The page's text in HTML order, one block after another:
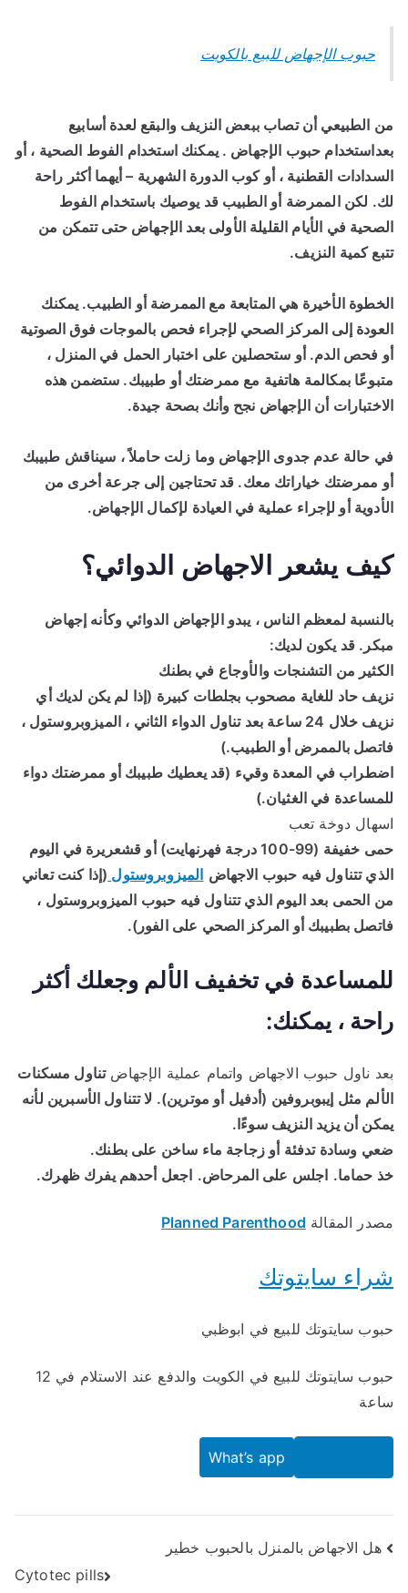
حبوب الإجهاض للبيع بالكويت
من الطبيعي أن تصاب ببعض النزيف والبقع لعدة أسابيع
بعداستخدام حبوب الإجهاض . يمكنك استخدام الفوط الصحية ، أو
السدادات القطنية ، أو كوب الدورة الشهرية – أيهما أكثر راحة
لك. لكن الممرضة أو الطبيب قد يوصيك باستخدام الفوط
الصحية في الأيام القليلة الأولى بعد الإجهاض حتى تتمكن من
تتبع كمية النزيف.
الخطوة الأخيرة هي المتابعة مع الممرضة أو الطبيب. يمكنك
العودة إلى المركز الصحي لإجراء فحص بالموجات فوق الصوتية
أو فحص الدم. أو ستحصلين على اختبار الحمل في المنزل ،
متبوعًا بمكالمة هاتفية مع ممرضتك أو طبيبك. ستضمن هذه
الاختبارات أن الإجهاض نجح وأنك بصحة جيدة.
في حالة عدم جدوى الإجهاض وما زلت حاملاً ، سيناقش طبيبك
أو ممرضتك خياراتك معك. قد تحتاجين إلى جرعة أخرى من
الأدوية أو لإجراء عملية في العيادة لإكمال الإجهاض.
كيف يشعر الاجهاض الدوائي؟
بالنسبة لمعظم الناس ، يبدو الإجهاض الدوائي وكأنه إجهاض
مبكر. قد يكون لديك:
الكثير من التشنجات والأوجاع في بطنك
نزيف حاد للغاية مصحوب بجلطات كبيرة (إذا لم يكن لديك أي
نزيف خلال 24 ساعة بعد تناول الدواء الثاني ، الميزوبروستول ،
فاتصل بالممرض أو الطبيب.)
اضطراب في المعدة وقيء (قد يعطيك طبيبك أو ممرضتك دواء
للمساعدة في الغثيان.)
اسهال دوخة تعب
حمى خفيفة (99-100 درجة فهرنهايت) أو قشعريرة في اليوم
الذي تتناول فيه حبوب الاجهاض الميزوبروستول (إذا كنت تعاني
من الحمى بعد اليوم الذي تتناول فيه حبوب الميزوبروستول ،
فاتصل بطبيبك أو المركز الصحي على الفور).
للمساعدة في تخفيف الألم وجعلك أكثر
راحة ، يمكنك:
بعد ناول حبوب الاجهاض واتمام عملية الإجهاضتناول مسكنات
الألم مثل إيبوبروفين (أدفيل أو موترين). لا تتناول الأسبرين لأنه
يمكن أن يزيد النزيف سوءًا.
ضعي وسادة تدفئة أو زجاجة ماء ساخن على بطنك.
خذ حماما. اجلس على المرحاض. اجعل أحدهم يفرك ظهرك.
مصدر المقالة Planned Parenthood
شراء سايتوتك
حبوب سايتوتك للبيع في ابوظبي
حبوب سايتوتك للبيع في الكويت والدفع عند الاستلام في 12
ساعة
What’s app
تصفّح
هل الاجهاض بالمنزل بالحبوب خطير
Cytotec pills